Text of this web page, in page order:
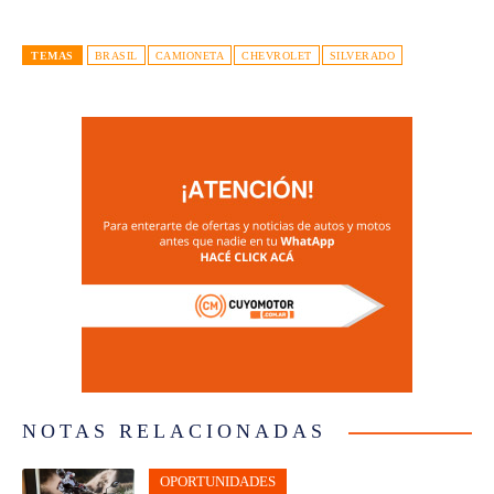
TEMAS BRASIL CAMIONETA CHEVROLET SILVERADO
NOTAS RELACIONADAS
OPORTUNIDADES